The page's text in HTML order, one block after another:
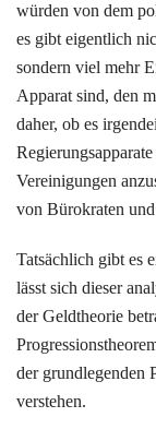
würden von dem
es gibt eigentlich
sondern viel mehr
Apparat sind, den
daher, ob es
Vereinigungen
von Bürokraten
Tatsächlich gibt es
lässt sich dieser
der Geldtheorie
der grundlegenden
verstehen.